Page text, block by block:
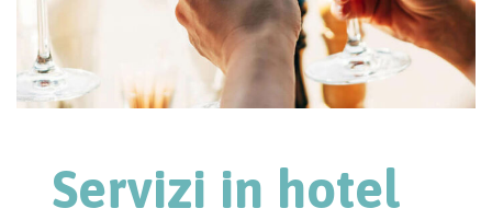
Servizi in hotel